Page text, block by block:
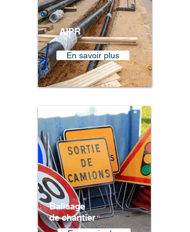
AIPR
En savoir plus
Balisage
de chantier